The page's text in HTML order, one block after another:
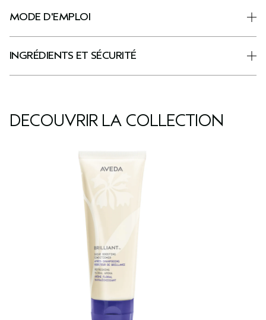
MODE D'EMPLOI
INGRÉDIENTS ET SÉCURITÉ
DÉCOUVRIR LA COLLECTION